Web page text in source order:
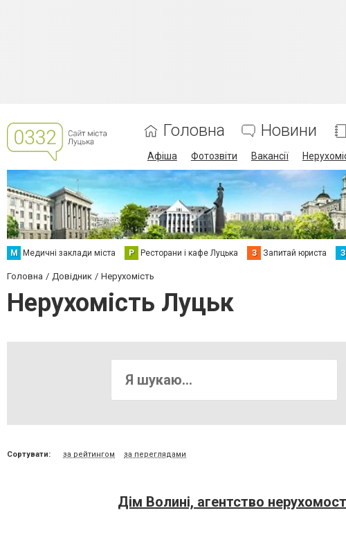
Головна Новини
Афіша Фотозвіти Вакансії
М Медичні заклади міста Р Ресторани і кафе Луцька З Запитай юриста З
Головна Довідник Нерухомість
Нерухомість Луцьк
Сортувати: за рейтингом за переглядами
Дім Волині, агентство